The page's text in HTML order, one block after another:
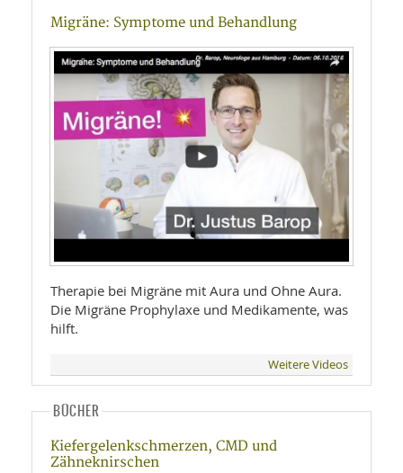
Migräne: Symptome und Behandlung
Therapie bei Migräne mit Aura und Ohne Aura.
Die Migräne Prophylaxe und Medikamente, was
hilft.
Weitere Videos
BÜCHER
Kiefergelenkschmerzen, CMD und
Zähneknirschen